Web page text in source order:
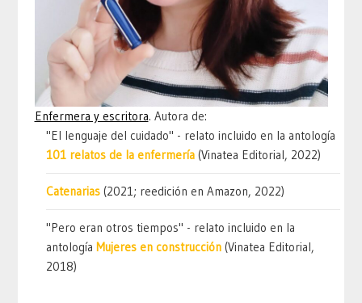
Enfermera y escritora. Autora de:
"El lenguaje del cuidado" - relato incluido en la antología
101 relatos de la enfermería (Vinatea Editorial, 2022)
Catenarias (2021; reedición en Amazon, 2022)
"Pero eran otros tiempos" - relato incluido en la
antologíaMujeres en construcción (Vinatea Editorial,
2018)